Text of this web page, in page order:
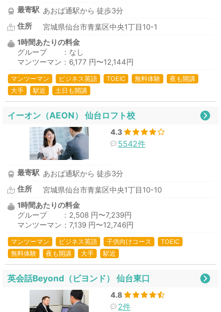
最寄駅 あおば通駅から 徒歩3分
住所
宮城県仙台市青葉区中央1丁目10-1
1時間あたりの料金
グループ ：なし
マンツーマン：6,177 円〜12,144円
マンツーマン ビジネス英語 TOEIC 無料体験
夜も開講
大手
駅近 土日も開講
イーオン（AEON） 仙台ロフト校
4.3
5542件
最寄駅 あおば通駅から 徒歩3分
住所
宮城県仙台市青葉区中央1丁目10-10
1時間あたりの料金
グループ ：2,508 円〜7,239円
マンツーマン：7,139 円〜12,746円
マンツーマン ビジネス英語 子供向けコース
TOEIC
無料体験
夜も開講 大手 駅近
英会話Beyond（ビヨンド） 仙台東口
4.8
2件